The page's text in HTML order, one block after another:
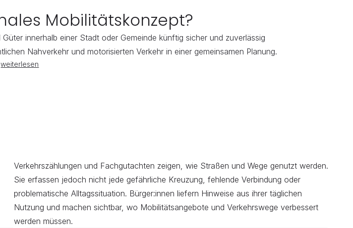
Mobilitätskonzept?
innerhalb einer Stadt oder Gemeinde künftig sicher und zuverlässig
Nahverkehr und motorisierten Verkehr in einer gemeinsamen Planung.
weiterlesen
Verkehrszählungen und Fachgutachten zeigen, wie Straßen und Wege genutzt werden.
Sie erfassen jedoch nicht jede gefährliche Kreuzung, fehlende Verbindung oder
problematische Alltagssituation. Bürger:innen liefern Hinweise aus ihrer täglichen
Nutzung und machen sichtbar, wo Mobilitätsangebote und Verkehrswege verbessert
werden müssen.